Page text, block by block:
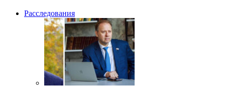
Расследования